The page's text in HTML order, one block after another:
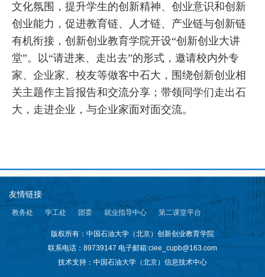
文化氛围，提升学生的创新精神、创业意识和创新
创业能力，促进教育链、人才链、产业链与创新链
有机衔接，创新创业教育学院开设“创新创业大讲
堂”。以“请进来、走出去”的形式，邀请校内外专
家、企业家、校友等做客中石大，围绕创新创业相
关主题作主旨报告和交流分享；带领同学们走出石
大，走进企业，与企业家面对面交流。
友情链接
教务处 学工处 团委 就业指导中心 第二课堂平台
版权所有：中国石油大学（北京）创新创业教育学院
联系电话：89739147 电子邮箱:ciee_cupb@163.com
技术支持：中国石油大学（北京）信息技术中心